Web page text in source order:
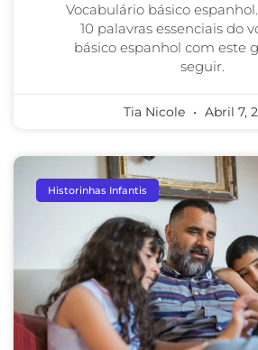
Vocabulário básico
10 palavras essenciais do
básico espanhol com este
seguir.
Tia Nicole Abril 7,
Historinhas Infantis